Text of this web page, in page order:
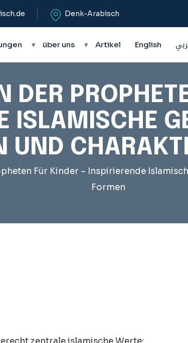
Denk-Arabisch
▾ über uns ▾ Artikel English
DER
ISLAMISCHE
UND
Für Kinder – Inspirierende
Formen